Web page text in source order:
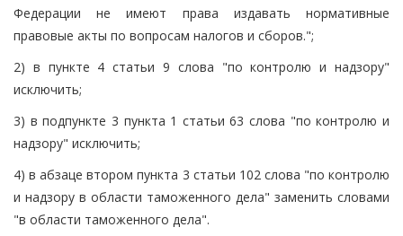
Федерации не имеют права издавать нормативные
правовые акты по вопросам налогов и сборов.";
2) в пункте 4 статьи 9 слова "по контролю и надзору"
исключить;
3) в подпункте 3 пункта 1 статьи 63 слова "по контролю и
надзору" исключить;
4) в абзаце втором пункта 3 статьи 102 слова "по контролю
и надзору в области таможенного дела" заменить словами
"в области таможенного дела".